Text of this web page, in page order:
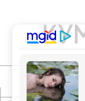
content
Primary